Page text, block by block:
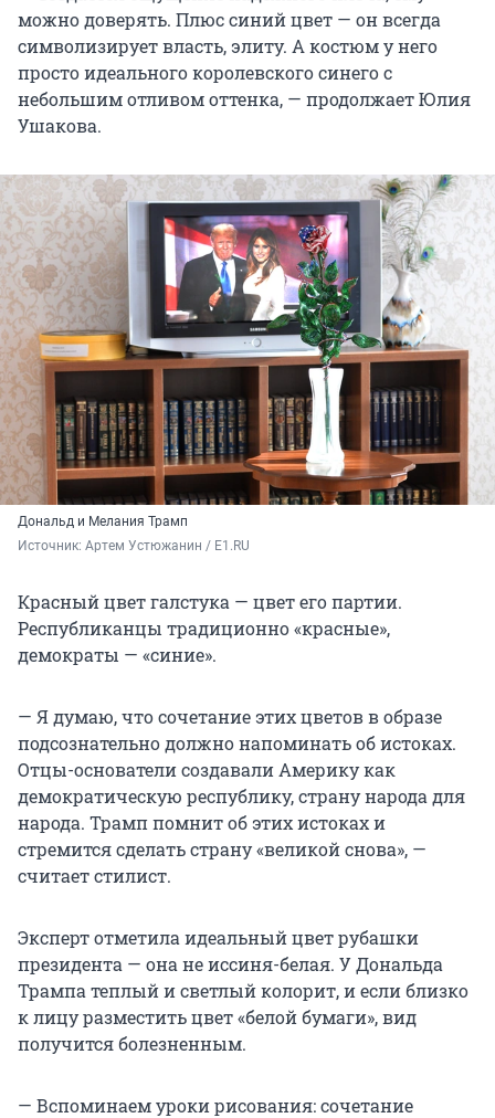
можно доверять. Плюс синий цвет — он всегда
символизирует власть, элиту. А костюм у него
просто идеального королевского синего с
небольшим отливом оттенка, — продолжает Юлия
Ушакова.
Дональд и Мелания Трамп
Источник: Артем Устюжанин / E1.RU
Красный цвет галстука — цвет его партии.
Республиканцы традиционно «красные»,
демократы — «синие».
— Я думаю, что сочетание этих цветов в образе
подсознательно должно напоминать об истоках.
Отцы-основатели создавали Америку как
демократическую республику, страну народа для
народа. Трамп помнит об этих истоках и
стремится сделать страну «великой снова», —
считает стилист.
Эксперт отметила идеальный цвет рубашки
президента — она не иссиня-белая. У Дональда
Трампа теплый и светлый колорит, и если близко
к лицу разместить цвет «белой бумаги», вид
получится болезненным.
— Вспоминаем уроки рисования: сочетание